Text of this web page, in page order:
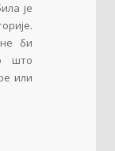
је
би
што
или